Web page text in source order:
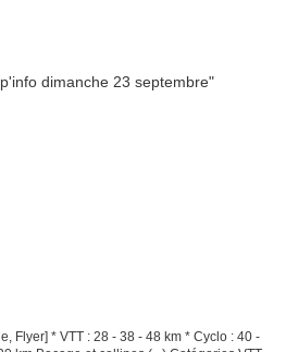
Flyer] * VTT : 28 - 38 - 48 km * Cyclo : 40 -